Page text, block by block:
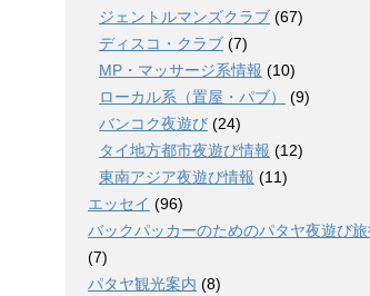
ジェントルマンズクラブ (67)
ディスコ・クラブ (7)
MP・マッサージ系情報 (10)
ローカル系（置屋・パブ）
(9)
バンコク夜遊び (24)
タイ地方都市夜遊び情報 (12)
東南アジア夜遊び情報 (11)
エッセイ (96)
バックパッカーのためのパタヤ夜遊び旅
(7)
パタヤ観光案内 (8)